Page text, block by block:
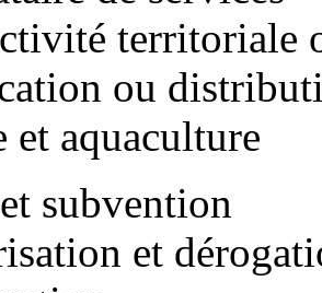
territoriale
ou
et aquaculture
subvention
et